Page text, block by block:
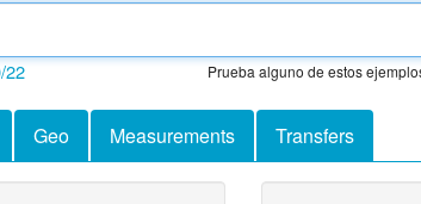
22 Prueba alguno de estos
Geo Measurements Transfers